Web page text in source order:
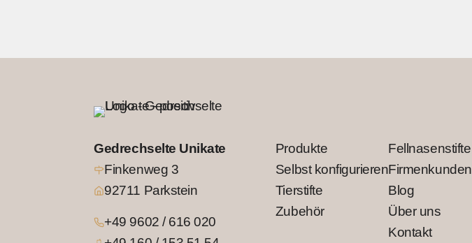
Gedrechselte Unikate
Finkenweg 3
92711 Parkstein
+49 9602 / 616 020
Produkte
Selbst konfigurieren
Tierstifte
Zubehör
Fellnasenstifte
Firmenkunden
Blog
Über uns
Kontakt